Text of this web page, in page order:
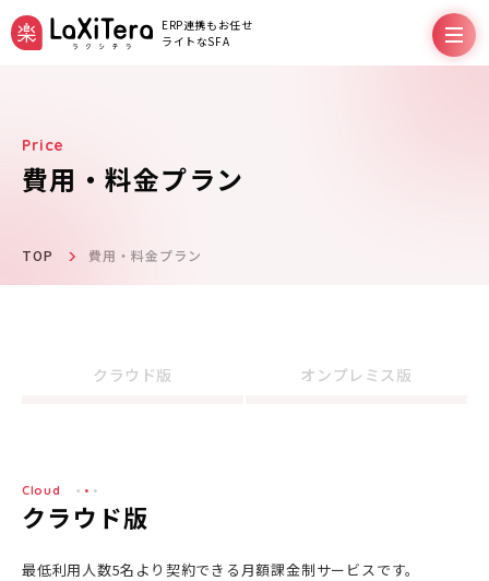
ERP連携もお任せ
ライトなSFA
機能
料金プラン
お役立ちコラム
用語集
費用・料金プラン
TOP 費用・料金プラン
クラウド版 オンプレミス版
Cloud
クラウド版
最低利用人数5名より契約できる月額課金制サービスです。